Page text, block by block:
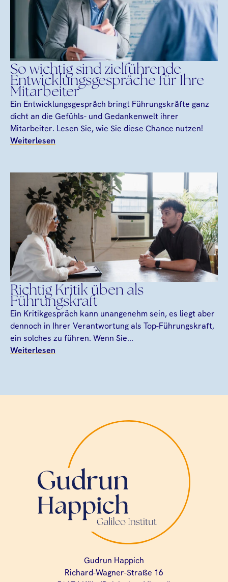
So wichtig sind zielführende
Entwicklungsgespräche für Ihre
Mitarbeiter
Ein Entwicklungsgespräch bringt Führungskräfte ganz
dicht an die Gefühls- und Gedankenwelt ihrer
Mitarbeiter. Lesen Sie, wie Sie diese Chance nutzen!
Weiterlesen
Richtig Kritik üben als
Führungskraft
Ein Kritikgespräch kann unangenehm sein, es liegt aber
dennoch in Ihrer Verantwortung als Top-Führungskraft,
ein solches zu führen. Wenn Sie...
Weiterlesen
Gudrun Happich
Richard-Wagner-Straße 16